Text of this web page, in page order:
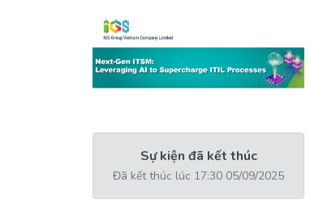
Sự kiện đã kết thúc
Đã kết thúc lúc 17:30 05/09/2025